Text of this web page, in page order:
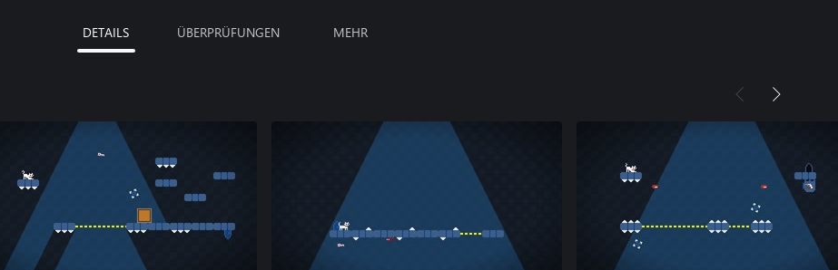
DETAILS ÜBERPRÜFUNGEN MEHR